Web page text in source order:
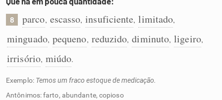
8 parco, escasso, insuficiente, limitado,
minguado, pequeno, reduzido, diminuto, ligeiro,
irrisório, miúdo.
Exemplo: Temos um fraco estoque de medicação.
Antônimos: farto, abundante, copioso